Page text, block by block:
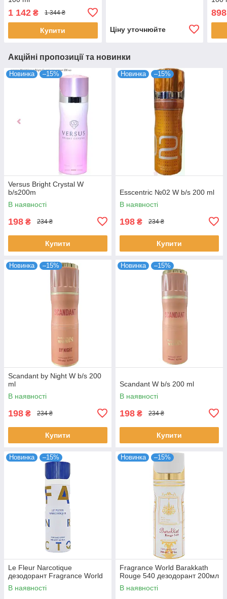
1 142 ₴ 1 344 ₴
Купити Ціну уточнюйте
898
Акційні пропозиції та новинки
Новинка –15%
Versus Bright Crystal W
b/s200m
В наявності
198 ₴ 234 ₴
Купити
Новинка –15%
Esscentric №02 W b/s 200 ml
В наявності
198 ₴ 234 ₴
Купити
Новинка –15%
Scandant by Night W b/s 200
ml
В наявності
198 ₴ 234 ₴
Купити
Новинка –15%
Scandant W b/s 200 ml
В наявності
198 ₴ 234 ₴
Купити
Новинка –15%
Le Fleur Narcotique
дезодорант Fragrance World
В наявності
Новинка –15%
Fragrance World Barakkath
Rouge 540 дезодорант 200мл
В наявності